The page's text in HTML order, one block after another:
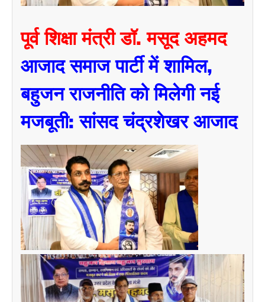
पूर्व शिक्षा मंत्री डॉ. मसूद अहमद
आजाद समाज पार्टी में शामिल,
बहुजन राजनीति को मिलेगी नई
मजबूती: सांसद चंद्रशेखर आजाद